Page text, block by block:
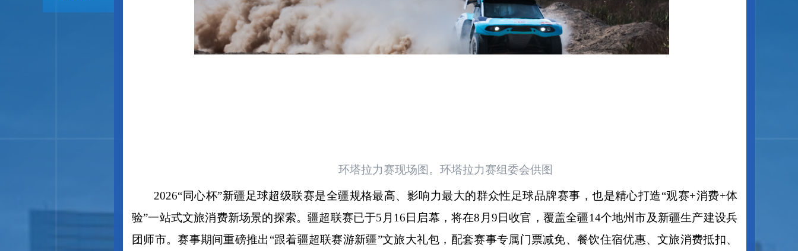
环塔拉力赛现场图。环塔拉力赛组委会供图
2026“同心杯”新疆足球超级联赛是全疆规格最高、影响力最大的群众性足球品牌赛事，也是精心打造“观赛+消费+体
验”一站式文旅消费新场景的探索。疆超联赛已于5月16日启幕，将在8月9日收官，覆盖全疆14个地州市及新疆生产建设兵
团师市。赛事期间重磅推出“跟着疆超联赛游新疆”文旅大礼包，配套赛事专属门票减免、餐饮住宿优惠、文旅消费抵扣、